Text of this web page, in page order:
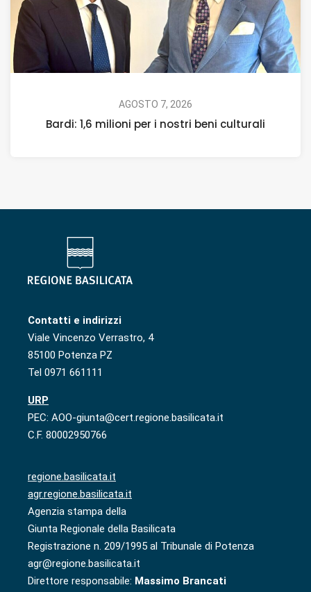
AGOSTO 7, 2026
Bardi: 1,6 milioni per i nostri beni culturali
Contatti e indirizzi
Viale Vincenzo Verrastro, 4
85100 Potenza PZ
Tel 0971 661111
URP
PEC: AOO-giunta@cert.regione.basilicata.it
C.F. 80002950766
regione.basilicata.it
agr.regione.basilicata.it
Agenzia stampa della
Giunta Regionale della Basilicata
Registrazione n. 209/1995 al Tribunale di Potenza
agr@regione.basilicata.it
Direttore responsabile: Massimo Brancati